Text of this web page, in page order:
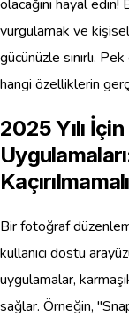
olacağını hayal edin!
vurgulamak ve
gücünüzle sınırlı.
hangi özelliklerin
2025 Yılı
Bir fotoğraf
kullanıcı dostu
uygulamalar,
sağlar. Örneğin,